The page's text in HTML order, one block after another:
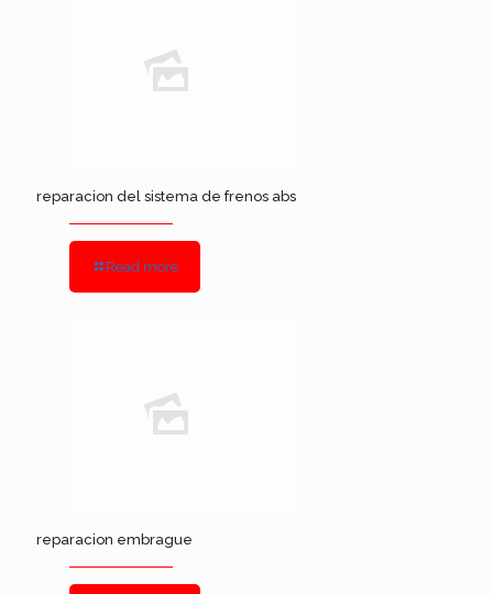
reparacion del sistema de frenos abs
Read more
reparacion embrague